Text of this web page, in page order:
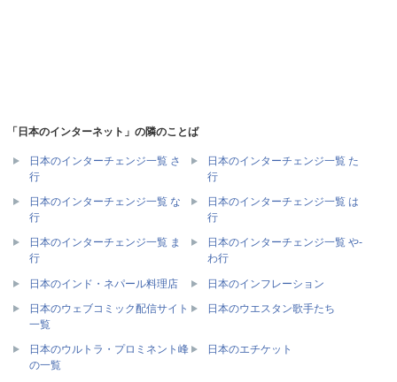
「日本のインターネット」の隣のことば
日本のインターチェンジ一覧 さ
行
日本のインターチェンジ一覧 た
行
日本のインターチェンジ一覧 な
行
日本のインターチェンジ一覧 は
行
日本のインターチェンジ一覧 ま
行
日本のインターチェンジ一覧 や-
わ行
日本のインド・ネパール料理店
日本のインフレーション
日本のウェブコミック配信サイト
一覧
日本のウエスタン歌手たち
日本のウルトラ・プロミネント峰
の一覧
日本のエチケット